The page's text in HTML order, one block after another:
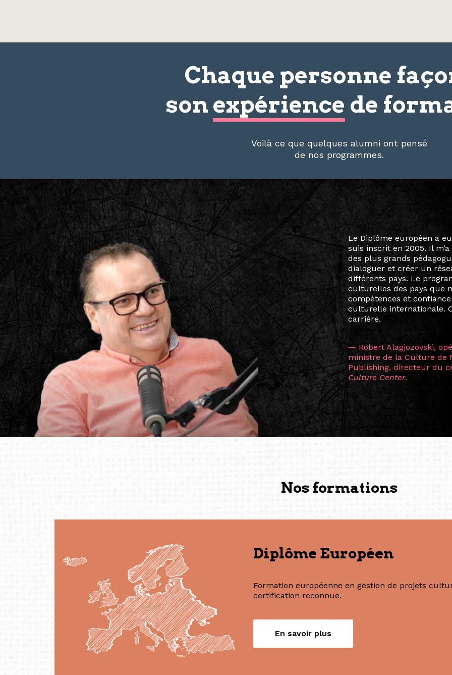
Chaque personne
son expérience de
Voilà ce que quelques alumni ont pensé
de nos programmes.
Le destin a voulu que ma
arts soient étroitement
Marcel Hicter, j’ai intégré
vibrant, qui s’est étendu
quelques mois, j’invitais
allant de Baguio City à
Manille, Tokyo et
consistant à connecter
continents.
L’une des rencontres
consœur Hicterienne
la vision ont transformé
Singapour à Berlin
les amitiés forgées
solidité et
vers de nouvelles
— Vanini Belarmino
(Photography: Geric Cruz)